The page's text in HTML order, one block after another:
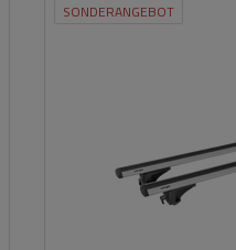
SONDERANGEBOT